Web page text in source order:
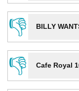
👎
BILLY
👎
Cafe Royal